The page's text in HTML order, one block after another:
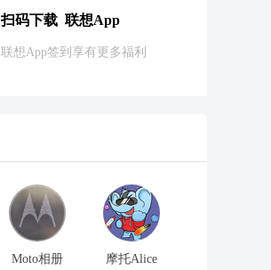
扫码下载 联想App
联想App签到享有更多福利
Moto相册 摩托Alice